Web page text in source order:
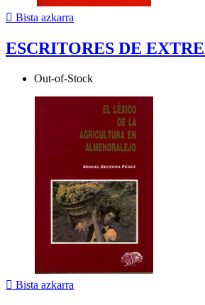
 Bista azkarra
ESCRITORES DE
Out-of-Stock
 Bista azkarra